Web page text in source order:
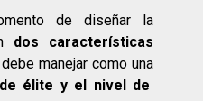
de diseñar la
dos características
manejar como una
élite y el nivel de